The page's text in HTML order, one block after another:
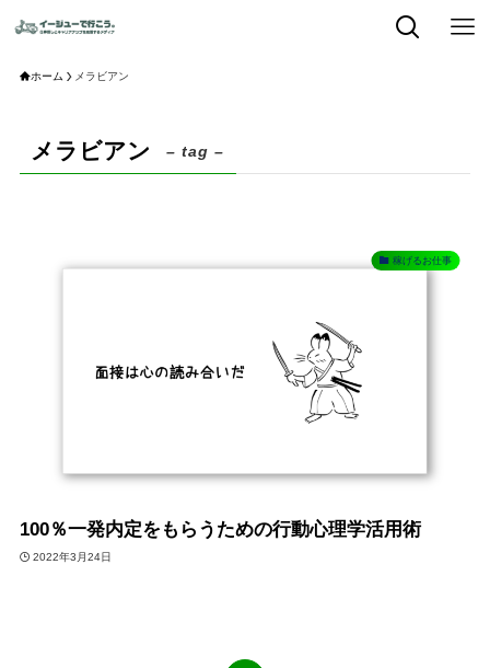
ホーム メラビアン
メラビアン – tag –
稼げるお仕事
100％一発内定をもらうための行動心理学活用術
2022年3月24日